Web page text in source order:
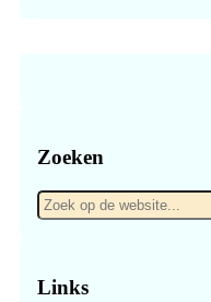
Zoeken
Zoek
op
Links